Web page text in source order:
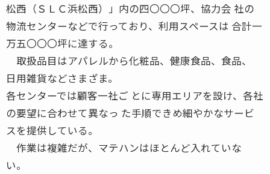
松西（ＳＬＣ浜松西）」内の四〇〇〇坪、協力会 社の
物流センターなどで行っており、利用スペースは 合計一
万五〇〇〇坪に達する。
取扱品目はアパレルから化粧品、健康食品、食品、
日用雑貨などさまざま。
各センターでは顧客一社ご とに専用エリアを設け、各社
の要望に合わせて異なっ た手順できめ細やかなサービ
スを提供している。
作業は複雑だが、マテハンはほとんど入れていな
い。